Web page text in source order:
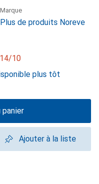
Marque
Plus de produits Noreve
10
plus tôt
panier
Ajouter à la liste